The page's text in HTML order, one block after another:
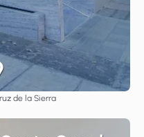
Ver
de la Sierra